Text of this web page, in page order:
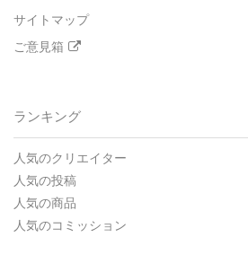
サイトマップ
ご意見箱
ランキング
人気のクリエイター
人気の投稿
人気の商品
人気のコミッション